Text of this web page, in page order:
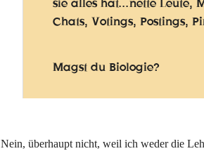
sie alles hat...nette Leute,
Chats, Votings, Postings,
Magst du Biologie?
Nein, überhaupt nicht, weil ich weder die